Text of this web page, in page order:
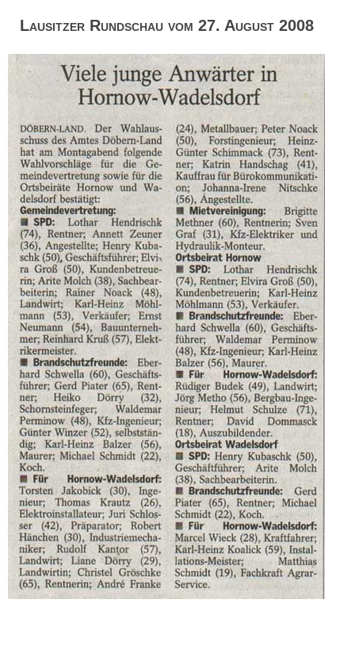
Lausitzer Rundschau vom 27. August 2008